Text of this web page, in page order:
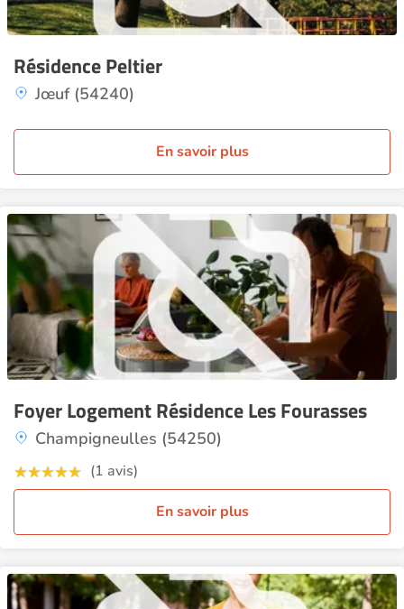
Résidence Peltier
Jœuf (54240)
En savoir plus
Foyer Logement Résidence Les Fourasses
Champigneulles (54250)
(1 avis)
En savoir plus